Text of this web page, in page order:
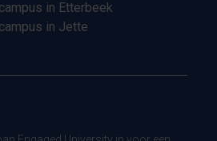
in Etterbeek
in Jette